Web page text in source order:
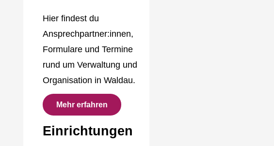
Hier findest du
Ansprechpartner:innen,
Formulare und Termine
rund um Verwaltung und
Organisation in Waldau.
Mehr erfahren
Einrichtungen